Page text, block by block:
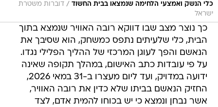
כלי הנשק ואמצעי הלחימה שנמצאו בבית החשוד / דוברות משטרת
ישראל
​כך נוצר מצב שבו דווקא רובה האוויר שנמצא בתוך
הבית, כלי שלעיתים נתפס כמשחק, הוא שסיבך את
הנאשם והפך לעוגן המרכזי של ההליך הפלילי נגדו.
על פי עובדות כתב האישום, במהלך תקופה שאינה
ידועה במדויק, ועד ליום מעצרו ב-31 במאי 2026,
החזיק הנאשם בביתו שלא כדין את רובה האוויר,
אשר נבחן ונמצא כי יש בכוחו להמית אדם, לצד